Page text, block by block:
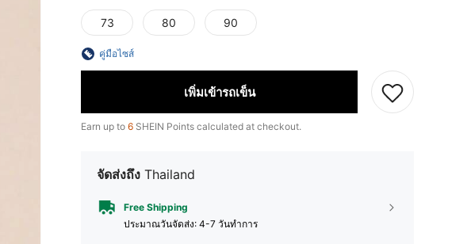
73 80 90
คู่มือไซส์
เพิ่มเข้ารถเข็น
Earn up to 6 SHEIN Points calculated at checkout.
จัดส่งถึง Thailand
Free Shipping
ประมาณวันจัดส่ง: 4-7 วันทำการ